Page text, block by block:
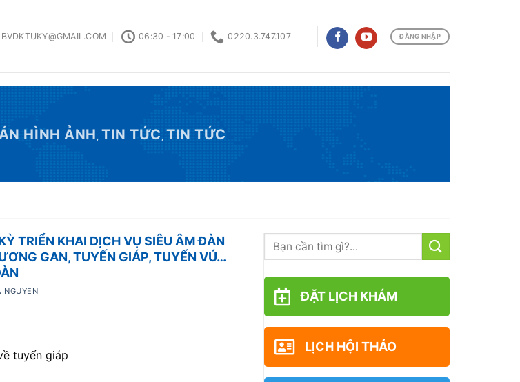
BVDKTUKY@GMAIL.COM 06:30 - 17:00 0220.3.747.107 ĐĂNG NHẬP
HÌNH ẢNH , TIN TỨC , TIN TỨC
TRIỂN KHAI DỊCH VỤ SIÊU ÂM ĐÀN
GAN, TUYẾN GIÁP, TUYẾN VÚ…
NGUYEN
tuyến giáp
ĐẶT LỊCH KHÁM
LỊCH HỘI THẢO